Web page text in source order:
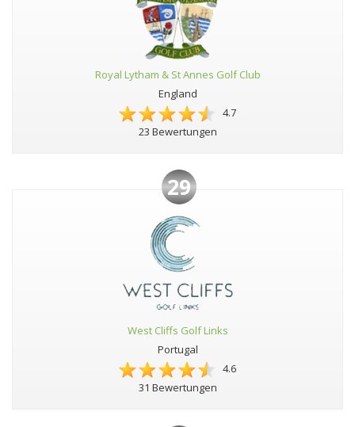
Royal Lytham & St Annes Golf Club
England
4.7
23 Bewertungen
29
West Cliffs Golf Links
Portugal
4.6
31 Bewertungen